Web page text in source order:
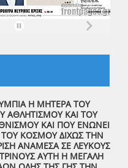
Η ΜΗΤΕΡΑ ΤΟΥ
ΑΘΛΗΤΙΣΜΟΥ ΚΑΙ ΤΟΥ
ΚΑΙ ΠΟΥ ΕΝΩΝΕΙ
ΤΟΥ ΚΟΣΜΟΥ ΔΙΧΩΣ ΤΗΝ
ΑΝΑΜΕΣΑ ΣΕ ΛΕΥΚΟΥΣ
ΑΥΤΗ Η ΜΕΓΑΛΗ